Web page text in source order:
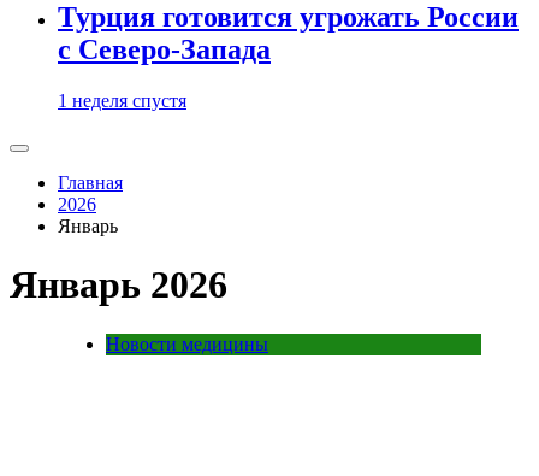
Турция готовится угрожать России
с Северо-Запада
1 неделя спустя
Главная
2026
Январь
Январь 2026
Новости медицины